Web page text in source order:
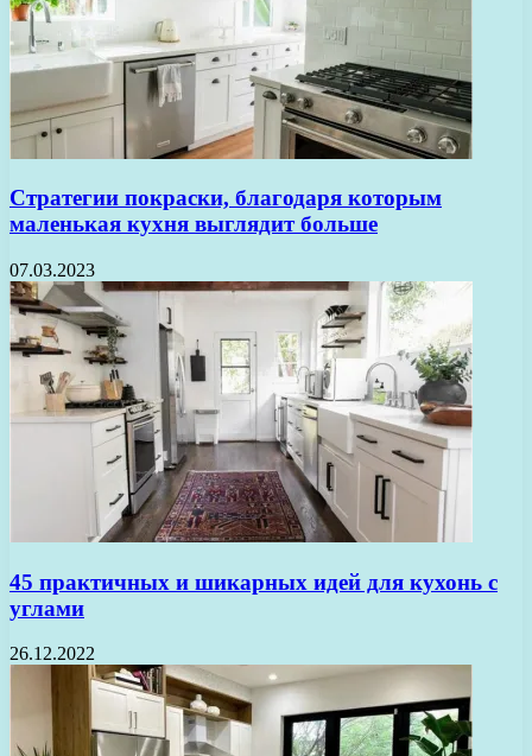
Стратегии покраски, благодаря которым
маленькая кухня выглядит больше
07.03.2023
45 практичных и шикарных идей для кухонь с
углами
26.12.2022